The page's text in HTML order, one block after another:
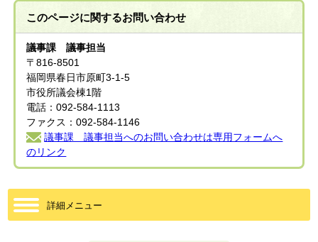
このページに関するお問い合わせ
議事課 議事担当
〒816-8501
福岡県春日市原町3-1-5
市役所議会棟1階
電話：092-584-1113
ファクス：092-584-1146
議事課 議事担当へのお問い合わせは専用フォームへ
のリンク
詳細メニュー